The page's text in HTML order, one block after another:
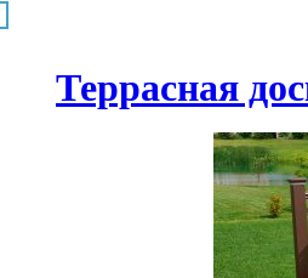
Террасная